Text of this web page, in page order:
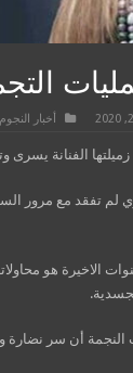
أخبار النجوم
الفنانة
تفقد مع مرور
الاخيرة هو
أن سر نضارة